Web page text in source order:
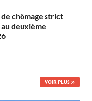
de chômage strict
deuxième
VOIR PLUS